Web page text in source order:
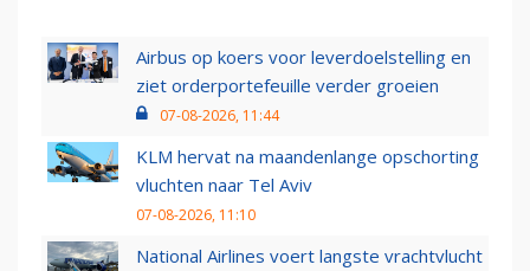
Airbus op koers voor leverdoelstelling en
ziet orderportefeuille verder groeien
07-08-2026, 11:44
KLM hervat na maandenlange opschorting
vluchten naar Tel Aviv
07-08-2026, 11:10
National Airlines voert langste vrachtvlucht